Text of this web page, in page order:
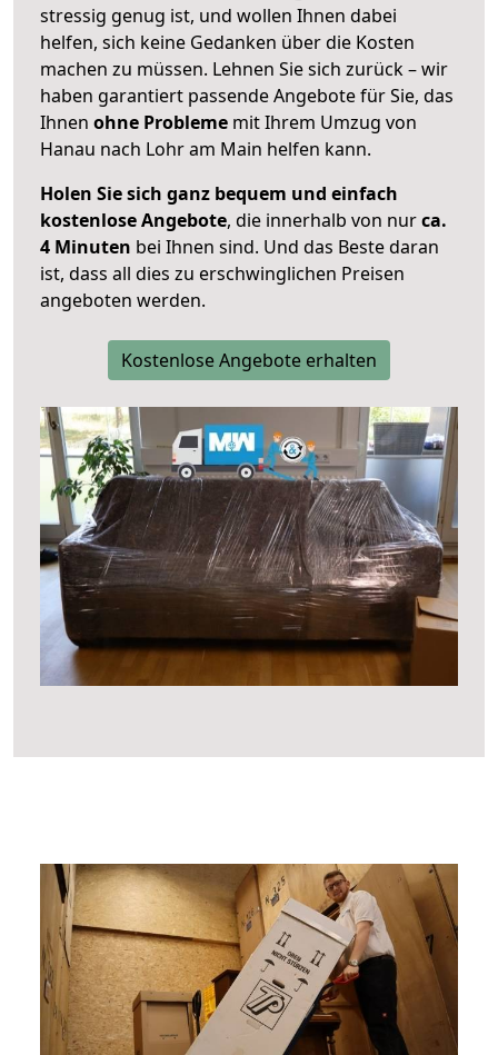
stressig genug ist, und wollen Ihnen dabei
helfen, sich keine Gedanken über die Kosten
machen zu müssen. Lehnen Sie sich zurück – wir
haben garantiert passende Angebote für Sie, das
Ihnen ohne Probleme mit Ihrem Umzug von
Hanau nach Lohr am Main helfen kann.
Holen Sie sich ganz bequem und einfach
kostenlose Angebote, die innerhalb von nurca.
4 Minuten bei Ihnen sind. Und das Beste daran
ist, dass all dies zu erschwinglichen Preisen
angeboten werden.
Kostenlose Angebote erhalten